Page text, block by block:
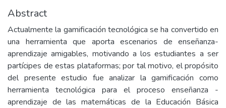
Abstract
Actualmente la gamificación tecnológica se ha convertido en
una herramienta que aporta escenarios de enseñanza-
aprendizaje amigables, motivando a los estudiantes a ser
partícipes de estas plataformas; por tal motivo, el propósito
del presente estudio fue analizar la gamificación como
herramienta tecnológica para el proceso enseñanza -
aprendizaje de las matemáticas de la Educación Básica